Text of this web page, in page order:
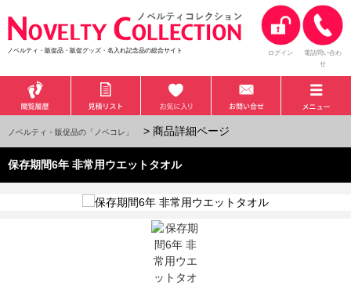
ノベルティ・販促品・販促グッズ・名入れ記念品の総合サイト ログイン
電話問い合わ
せ
ノベルティ・販促品の「ノベコレ」 > 商品詳細ページ
保存期間6年 非常用ウエットタオル